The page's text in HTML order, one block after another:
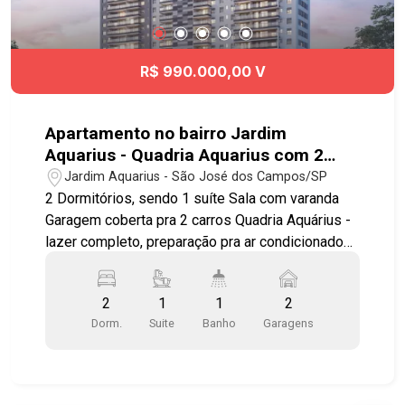
#JardimAquarius
R$ 990.000,00 V
Apartamento no bairro Jardim
Aquarius - Quadria Aquarius com 2
vagas
Jardim Aquarius - São José dos Campos/SP
2 Dormitórios, sendo 1 suíte Sala com varanda
Garagem coberta pra 2 carros Quadria Aquárius -
lazer completo, preparação pra ar condicionado
das persianas, moderno, multifuncional, um
sonho, imagine-se morando em um lugar que tem
tudo pra você e sua família, 25 lojas e 31 salas
2
Dorm.
1
Suite
1
Banho
2
Garagens